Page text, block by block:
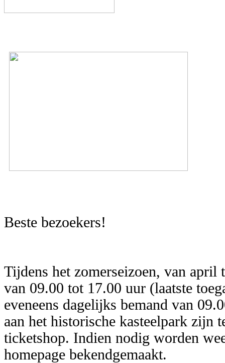
Beste bezoekers!
Tijdens het zomerseizoen, van april
van 09.00 tot 17.00 uur (laatste
eveneens dagelijks bemand van
aan het historische kasteelpark zijn
ticketshop. Indien nodig worden
homepage bekendgemaakt.